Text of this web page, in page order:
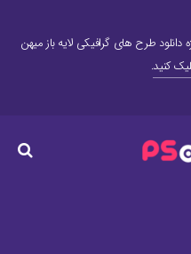
دانلود طرح های گرافیکی لایه باز میهن
کنید.